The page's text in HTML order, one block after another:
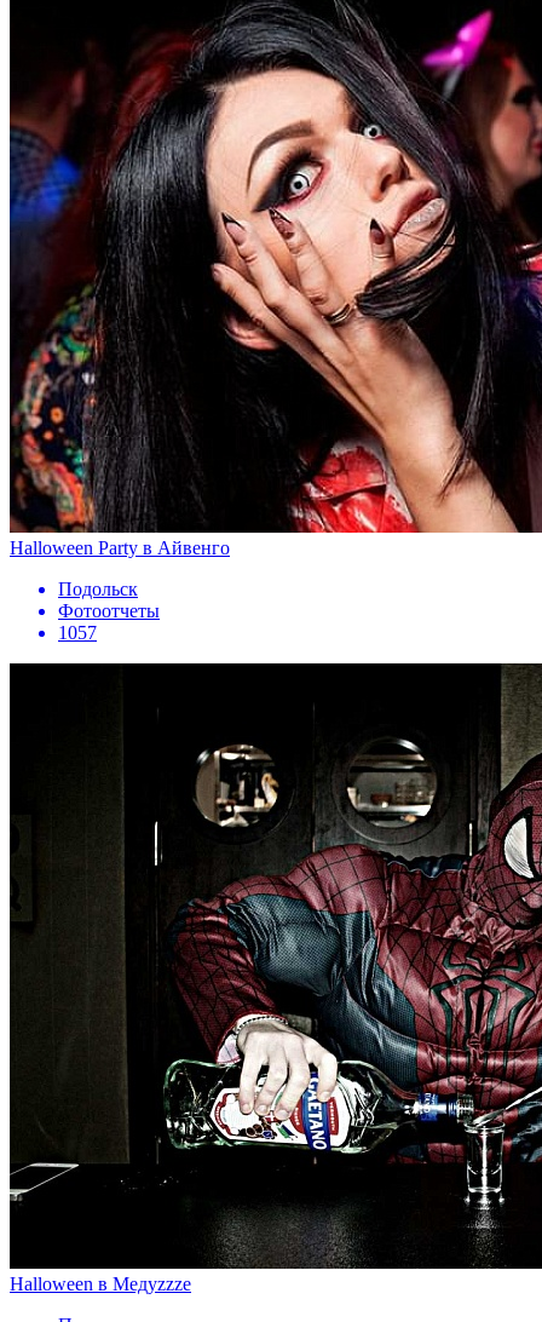
Halloween Party в Айвенго
Подольск
Фотоотчеты
1057
Halloween в Медуzzze